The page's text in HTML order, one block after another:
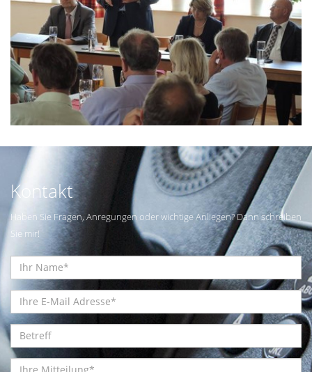
Kontakt
Haben Sie Fragen, Anregungen oder wichtige Anliegen? Dann schreiben
Sie mir!